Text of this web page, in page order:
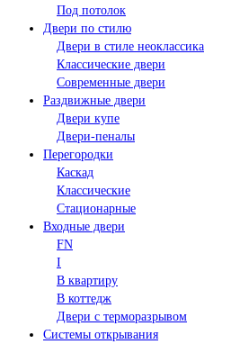
Под потолок
Двери по стилю
Двери в стиле неоклассика
Классические двери
Современные двери
Раздвижные двери
Двери купе
Двери-пеналы
Перегородки
Каскад
Классические
Стационарные
Входные двери
FN
I
В квартиру
В коттедж
Двери с терморазрывом
Системы открывания